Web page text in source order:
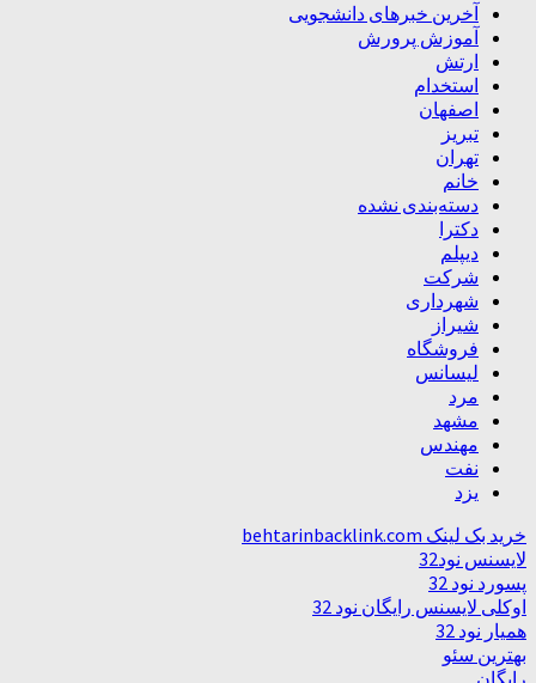
آخرین خبرهای دانشجویی
آموزش پرورش
ارتش
استخدام
اصفهان
تبریز
تهران
خانم
دسته‌بندی نشده
دکترا
دیپلم
شرکت
شهرداری
شیراز
فروشگاه
لیسانس
مرد
مشهد
مهندس
نفت
یزد
خرید بک لینک behtarinbacklink.com
لایسنس نود32
پسورد نود 32
اوکلی لایسنس رایگان نود 32
همیار نود 32
بهترین سئو
رایگان